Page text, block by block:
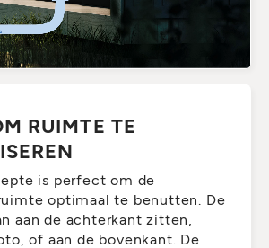
RUIMTE TE
is perfect om de
optimaal te benutten. De
aan de achterkant zitten,
of aan de bovenkant. De